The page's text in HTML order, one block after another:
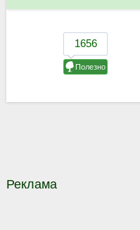
Реклама